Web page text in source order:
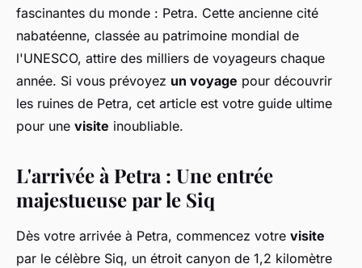
fascinantes du monde : Petra. Cette ancienne cité
nabatéenne, classée au patrimoine mondial de
l'UNESCO, attire des milliers de voyageurs chaque
année. Si vous prévoyez un voyage pour découvrir
les ruines de Petra, cet article est votre guide ultime
pour une visite inoubliable.
L'arrivée à Petra : Une entrée
majestueuse par le Siq
Dès votre arrivée à Petra, commencez votre visite
par le célèbre Siq, un étroit canyon de 1,2 kilomètre